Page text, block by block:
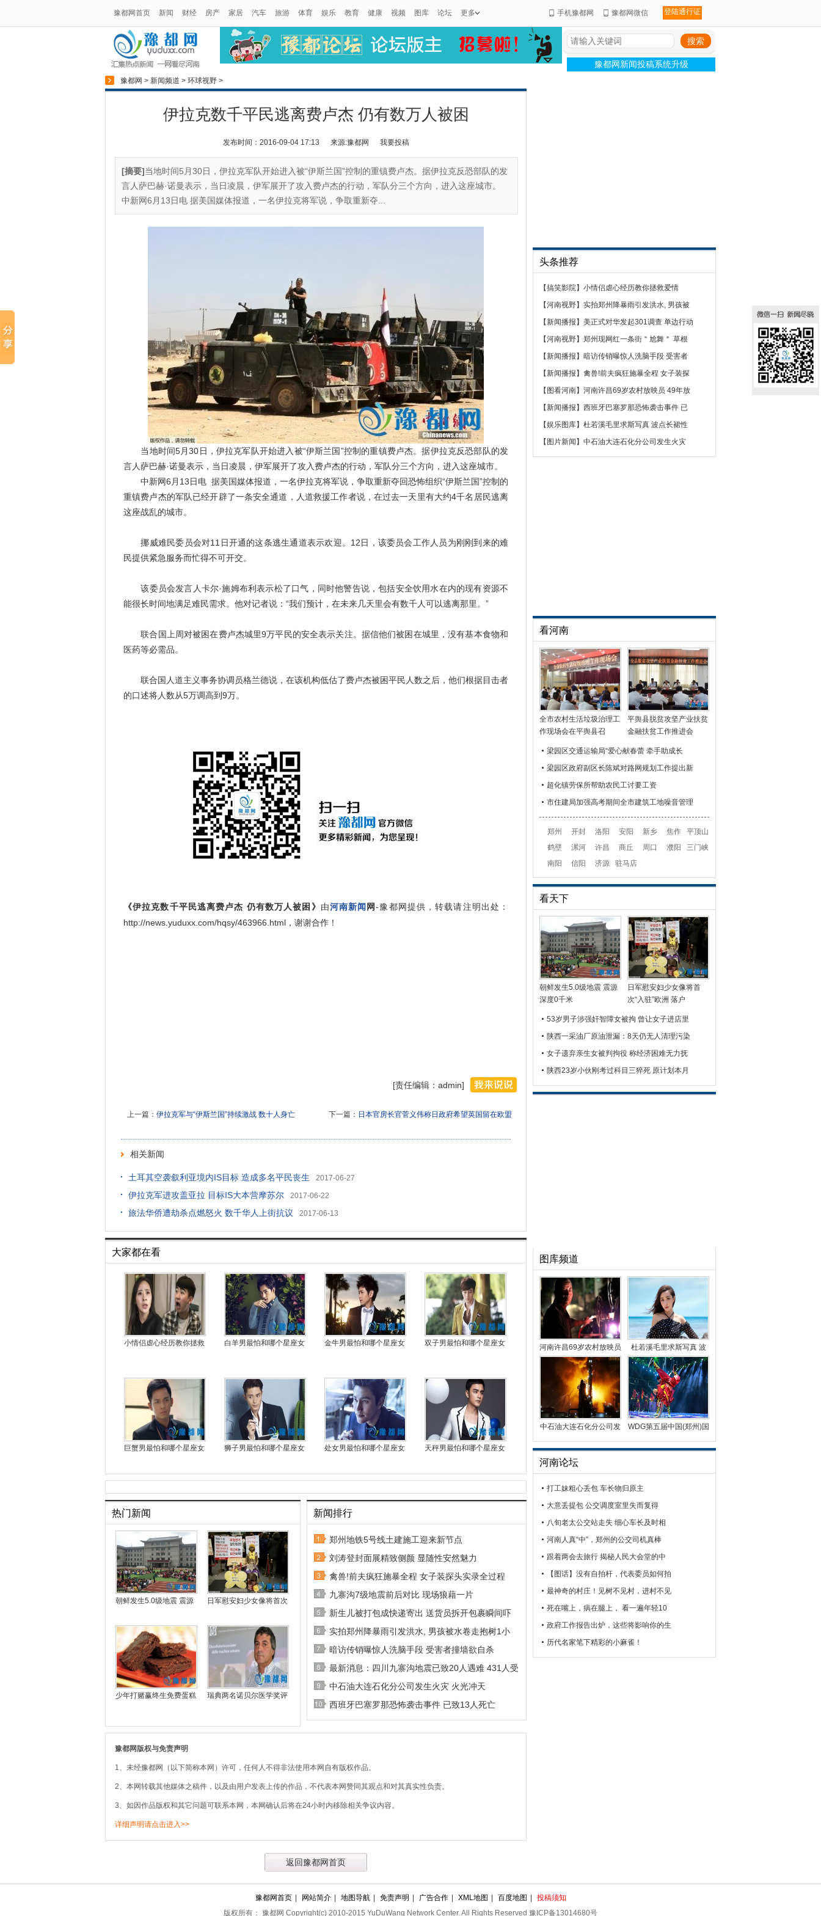
豫都网首页 新闻 财经 房产 家居 汽车 旅游 体育 娱乐 教育 健康 视频 图库 论坛 更多 手机豫都网 豫都网微信 登陆通行证
豫都网新闻投稿系统升级
豫都网 > 新闻频道 > 环球视野 >
伊拉克数千平民逃离费卢杰 仍有数万人被困
发布时间：2016-09-04 17:13 来源:豫都网 我要投稿
[摘要]当地时间5月30日，伊拉克军队开始进入被“伊斯兰国”控制的重镇费卢杰。据伊拉克反恐部队的发
言人萨巴赫·诺曼表示，当日凌晨，伊军展开了攻入费卢杰的行动，军队分三个方向，进入这座城市。
中新网6月13日电 据美国媒体报道，一名伊拉克将军说，争取重新夺...
当地时间5月30日，伊拉克军队开始进入被“伊斯兰国”控制的重镇费卢杰。据伊拉克反恐部队的发
言人萨巴赫·诺曼表示，当日凌晨，伊军展开了攻入费卢杰的行动，军队分三个方向，进入这座城市。
中新网6月13日电 据美国媒体报道，一名伊拉克将军说，争取重新夺回恐怖组织“伊斯兰国”控制的
重镇费卢杰的军队已经开辟了一条安全通道，人道救援工作者说，在过去一天里有大约4千名居民逃离
这座战乱的城市。
挪威难民委员会对11日开通的这条逃生通道表示欢迎。12日，该委员会工作人员为刚刚到来的难
民提供紧急服务而忙得不可开交。
该委员会发言人卡尔·施姆布利表示松了口气，同时他警告说，包括安全饮用水在内的现有资源不
能很长时间地满足难民需求。他对记者说：“我们预计，在未来几天里会有数千人可以逃离那里。”
联合国上周对被困在费卢杰城里9万平民的安全表示关注。据信他们被困在城里，没有基本食物和
医药等必需品。
联合国人道主义事务协调员格兰德说，在该机构低估了费卢杰被困平民人数之后，他们根据目击者
的口述将人数从5万调高到9万。
《伊拉克数千平民逃离费卢杰 仍有数万人被困》 由河南新闻 网-豫都网提供，转载请注明出处：
http://news.yuduxx.com/hqsy/463966.html，谢谢合作！
[责任编辑：admin]
下一篇： 日本官房长官菅义伟称日政府希望英国留在欧盟
上一篇： 伊拉克军与“伊斯兰国”持续激战 数十人身亡
相关新闻
土耳其空袭叙利亚境内IS目标 造成多名平民丧生 2017-06-27
伊拉克军进攻盖亚拉 目标IS大本营摩苏尔 2017-06-22
旅法华侨遭劫杀点燃怒火 数千华人上街抗议 2017-06-13
大家都在看
小情侣虐心经历教你拯救 白羊男最怕和哪个星座女 金牛男最怕和哪个星座女 双子男最怕和哪个星座女
巨蟹男最怕和哪个星座女 狮子男最怕和哪个星座女 处女男最怕和哪个星座女 天秤男最怕和哪个星座女
热门新闻
朝鲜发生5.0级地震 震源 日军慰安妇少女像将首次
少年打赌赢终生免费蛋糕 瑞典两名诺贝尔医学奖评
新闻排行
郑州地铁5号线土建施工迎来新节点
刘涛登封面展精致侧颜 显随性安然魅力
禽兽!前夫疯狂施暴全程 女子装探头实录全过程
九寨沟7级地震前后对比 现场狼藉一片
新生儿被打包成快递寄出 送货员拆开包裹瞬间吓
实拍郑州降暴雨引发洪水, 男孩被水卷走抱树1小
暗访传销曝惊人洗脑手段 受害者撞墙欲自杀
最新消息：四川九寨沟地震已致20人遇难 431人受
中石油大连石化分公司发生火灾 火光冲天
西班牙巴塞罗那恐怖袭击事件 已致13人死亡
豫都网版权与免责声明
1、未经豫都网（以下简称本网）许可，任何人不得非法使用本网自有版权作品。
2、本网转载其他媒体之稿件，以及由用户发表上传的作品，不代表本网赞同其观点和对其真实性负责。
3、如因作品版权和其它问题可联系本网，本网确认后将在24小时内移除相关争议内容。
详细声明请点击进入>>
返回豫都网首页
头条推荐
【搞笑影院】 小情侣虐心经历教你拯救爱情
【河南视野】 实拍郑州降暴雨引发洪水, 男孩被
【新闻播报 】 美正式对华发起301调查 单边行动
【河南视野】 郑州现网红一条街＂尬舞＂ 草根
【新闻播报 】 暗访传销曝惊人洗脑手段 受害者
【新闻播报 】 禽兽!前夫疯狂施暴全程 女子装探
【 图看河南】 河南许昌69岁农村放映员 49年放
【新闻播报 】 西班牙巴塞罗那恐怖袭击事件 已
【娱乐图库】 杜若溪毛里求斯写真 波点长裙性
【 图片新闻 】 中石油大连石化分公司发生火灾
看河南
全市农村生活垃圾治理工
作现场会在平舆县召
平舆县脱贫攻坚产业扶贫
金融扶贫工作推进会
梁园区交通运输局“爱心献春蕾 牵手助成长
梁园区政府副区长陈斌对路网规划工作提出新
超化镇劳保所帮助农民工讨要工资
市住建局加强高考期间全市建筑工地噪音管理
郑州 开封 洛阳 安阳 新乡 焦作
平顶山
鹤壁
漯河 许昌 商丘 周口 濮阳
三门峡
南阳
信阳 济源 驻马店
看天下
朝鲜发生5.0级地震 震源
深度0千米
日军慰安妇少女像将首
次“入驻”欧洲 落户
53岁男子涉强奸智障女被拘 曾让女子进店里
陕西一采油厂原油泄漏：8天仍无人清理污染
女子遗弃亲生女被判拘役 称经济困难无力抚
陕西23岁小伙刚考过科目三猝死 原计划本月
图库频道
河南许昌69岁农村放映员
49年放映2万场电影
杜若溪毛里求斯写真 波
点长裙性感妩媚
中石油大连石化分公司发
WDG第五届中国(郑州)国
河南论坛
打工妹粗心丢包 车长物归原主
大意丢提包 公交调度室里失而复得
八旬老太公交站走失 细心车长及时相
河南人真“中”，郑州的公交司机真棒
跟着两会去旅行 揭秘人民大会堂的中
【图话】没有自拍杆，代表委员如何拍
最神奇的村庄！见树不见村，进村不见
死在嘴上，病在腿上， 看一遍年轻10
政府工作报告出炉，这些将影响你的生
历代名家笔下精彩的小麻雀！
豫都网首页 网站简介 地图导航 免责声明 广告合作 XML地图 百度地图
投稿须知
版权所有： 豫都网 Copyright(c) 2010-2015 YuDuWang Network Center. All Rights Reserved 豫ICP备13014680号